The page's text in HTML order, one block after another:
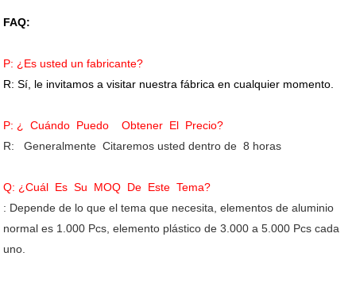
FAQ:
P: ¿Es usted un fabricante?
R: Sí, le invitamos a visitar nuestra fábrica en cualquier momento.
P: ¿ Cuándo Puedo Obtener El Precio?
R: Generalmente Citaremos usted dentro de 8 horas
Q: ¿Cuál Es Su MOQ De Este Tema?
: Depende de lo que el tema que necesita, elementos de aluminio
normal es 1.000 Pcs, elemento plástico de 3.000 a 5.000 Pcs cada
uno.